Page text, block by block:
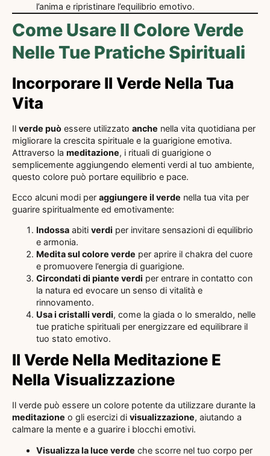
l’anima e ripristinare l’equilibrio emotivo.
Come Usare Il Colore Verde
Nelle Tue Pratiche Spirituali
Incorporare Il Verde Nella Tua
Vita
Il verde può essere utilizzato anche nella vita quotidiana per
migliorare la crescita spirituale e la guarigione emotiva.
Attraverso la meditazione, i rituali di guarigione o
semplicemente aggiungendo elementi verdi al tuo ambiente,
questo colore può portare equilibrio e pace.
Ecco alcuni modi per aggiungere il verde nella tua vita per
guarire spiritualmente ed emotivamente:
Indossa abiti verdi per invitare sensazioni di equilibrio
e armonia.
Medita sul colore verde per aprire il chakra del cuore
e promuovere l’energia di guarigione.
Circondati di piante verdi per entrare in contatto con
la natura ed evocare un senso di vitalità e
rinnovamento.
Usa i cristalli verdi, come la giada o lo smeraldo, nelle
tue pratiche spirituali per energizzare ed equilibrare il
tuo stato emotivo.
Il Verde Nella Meditazione E
Nella Visualizzazione
Il verde può essere un colore potente da utilizzare durante la
meditazione o gli esercizi di visualizzazione, aiutando a
calmare la mente e a guarire i blocchi emotivi.
Visualizza la luce verde che scorre nel tuo corpo per